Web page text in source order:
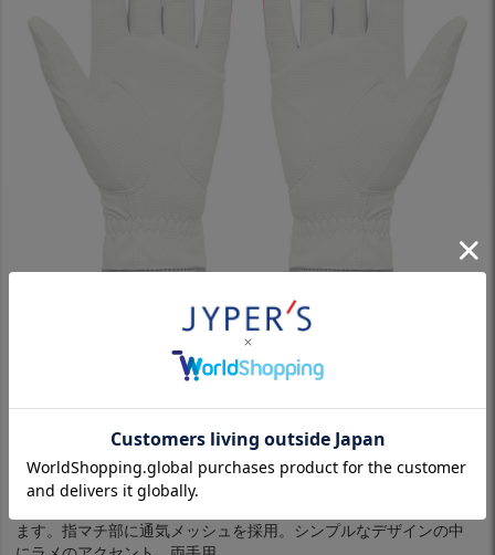
※パソコンやスマホによっては実際の色と多少異なる場合があり
平側のハニカムパターンエンボス合成皮革で女性でもしっかり握
れる。甲側のソフトな高伸縮合成皮革でぴったりフィット。日焼
ます。指マチ部に通気メッシュを採用。シンプルなデザインの中